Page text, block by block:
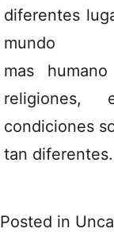
diferentes
mundo
mas
religiones,
condiciones
tan diferentes.
Posted in